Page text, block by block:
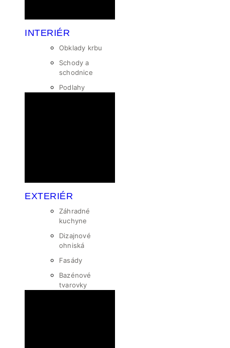
INTERIÉR
Obklady krbu
Schody a
schodnice
Podlahy
EXTERIÉR
Záhradné
kuchyne
Dizajnové
ohniská
Fasády
Bazénové
tvarovky